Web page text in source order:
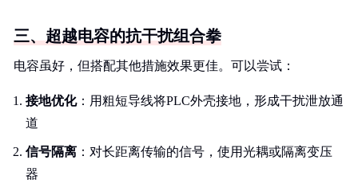
三、超越电容的抗干扰组合拳
电容虽好，但搭配其他措施效果更佳。可以尝试：
接地优化：用粗短导线将PLC外壳接地，形成干扰泄放通
道
信号隔离 ：对长距离传输的信号，使用光耦或隔离变压
器